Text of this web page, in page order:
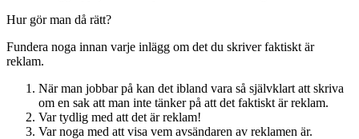
Hur gör man då rätt?
Fundera noga innan varje inlägg om det du skriver faktiskt är
reklam.
När man jobbar på kan det ibland vara så självklart att skriva
om en sak att man inte tänker på att det faktiskt är reklam.
Var tydlig med att det är reklam!
Var noga med att visa vem avsändaren av reklamen är.